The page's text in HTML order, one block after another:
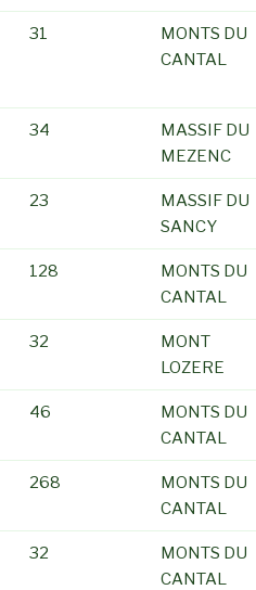
31
MONTS DU
CANTAL
34
MASSIF DU
MEZENC
23
MASSIF DU
SANCY
128
MONTS DU
CANTAL
32
MONT
LOZERE
46
MONTS DU
CANTAL
268
MONTS DU
CANTAL
32
MONTS DU
CANTAL